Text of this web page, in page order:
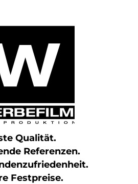
Qualität.
Referenzen.
Festpreise.